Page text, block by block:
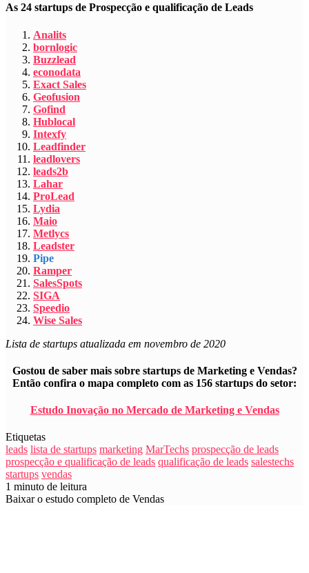
As 24 startups de Prospecção e qualificação de Leads
Analits
bornlogic
Buzzlead
econodata
Exact Sales
Geofusion
Gofind
Hublocal
Intexfy
Leadfinder
leadlovers
leads2b
Lahar
ProLead
Lydia
Maio
Metlycs
Leadster
Pipe
Ramper
SalesSpots
SIGA
Speedio
Wise Sales
Lista de startups atualizada em novembro de 2020
Gostou de saber mais sobre startups de Marketing e Vendas?
Então confira o mapa completo com as 156 startups do setor:
Estudo Inovação no Mercado de Marketing e Vendas
Etiquetas
leads lista de startups marketing MarTechs prospecção de leads
prospecção e qualificação de leads qualificação de leads salestechs
startups vendas
1 minuto de leitura
Baixar o estudo completo de Vendas